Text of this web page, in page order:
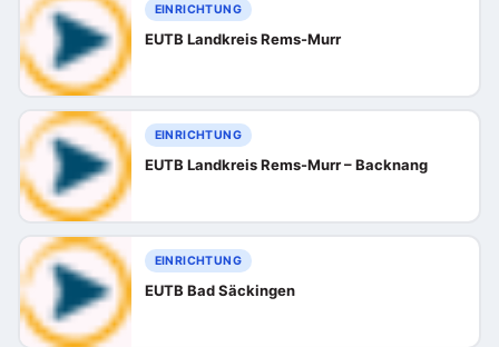
EINRICHTUNG
EUTB Landkreis Rems-Murr
EINRICHTUNG
EUTB Landkreis Rems-Murr – Backnang
EINRICHTUNG
EUTB Bad Säckingen